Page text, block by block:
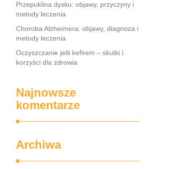
Przepuklina dysku: objawy, przyczyny i
metody leczenia
Choroba Alzheimera: objawy, diagnoza i
metody leczenia
Oczyszczanie jelit kefirem – skutki i
korzyści dla zdrowia
Najnowsze
komentarze
Archiwa